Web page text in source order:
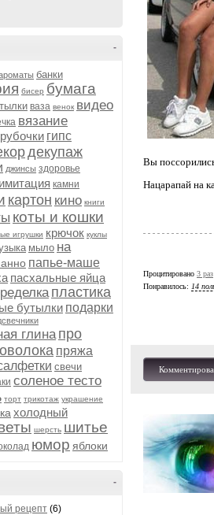
-
банки
бисер бумага
ваза венок видео
вязание
гипс
декупаж
джинсы здоровье
имитация камни
картон кино книги
коты и кошки
игрушки крючок куклы
мыло на
папье-маше
пасхальные яйца
пластика
бутылки подарки
глина про
пряжа
свечи
соленое тесто
торт трикотаж украшение
холодный
шерсть шитье
юмор яблоки
-
рецепт (6)
Вы
Нацарапай на
Процитировано 3 раз
Понравилось: 14